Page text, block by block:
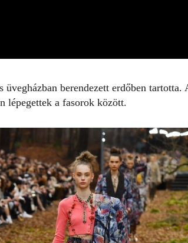
berendezett erdőben tartotta.
lépegettek a fasorok között.